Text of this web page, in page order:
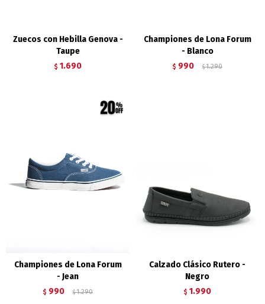
Zuecos con Hebilla Genova -
Taupe
$ 1.690
Championes de Lona Forum
- Blanco
$ 990 $ 1.290
Championes de Lona Forum
- Jean
$ 990 $ 1.290
Calzado Clásico Rutero -
Negro
$ 1.990